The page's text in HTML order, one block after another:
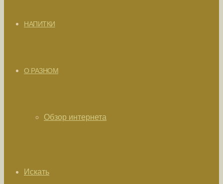
НАПИТКИ
О РАЗНОМ
Обзор интернета
Искать